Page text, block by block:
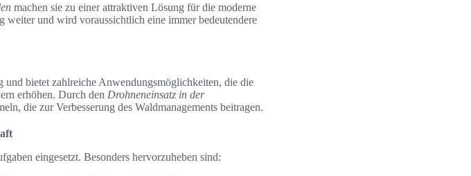
machen sie zu einer attraktiven Lösung für die moderne
und wird voraussichtlich eine immer bedeutendere
bietet zahlreiche Anwendungsmöglichkeiten, die die
erhöhen. Durch den Drohneneinsatz in der
die zur Verbesserung des Waldmanagements beitragen.
eingesetzt. Besonders hervorzuheben sind: